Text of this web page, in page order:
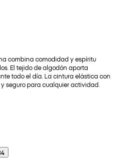
combina comodidad y espíritu
El tejido de algodón aporta
todo el día. La cintura elástica con
seguro para cualquier actividad.